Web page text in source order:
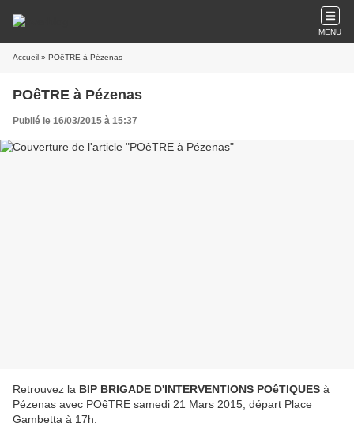
MENU
Accueil » POêTRE à Pézenas
POêTRE à Pézenas
Publié le 16/03/2015 à 15:37
Retrouvez la BIP BRIGADE D'INTERVENTIONS POêTIQUES à
Pézenas avec POêTRE samedi 21 Mars 2015, départ Place
Gambetta à 17h.